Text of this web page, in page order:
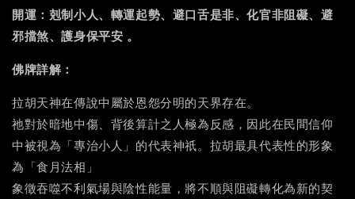
開運：剋制小人、轉運起勢、避口舌是非、化官非阻礙、避
邪擋煞、護身保平安 。
佛牌詳解：
拉胡天神在傳說中屬於恩怨分明的天界存在。
祂對於暗地中傷、背後算計之人極為反感，因此在民間信仰
中被視為「專治小人」的代表神祇。拉胡最具代表性的形象
為「食月法相」
象徵吞噬不利氣場與陰性能量，將不順與阻礙轉化為新的契